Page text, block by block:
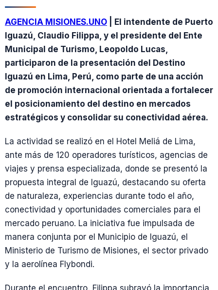
AGENCIA MISIONES.UNO | El intendente de Puerto
Iguazú, Claudio Filippa, y el presidente del Ente
Municipal de Turismo, Leopoldo Lucas,
participaron de la presentación del Destino
Iguazú en Lima, Perú, como parte de una acción
de promoción internacional orientada a fortalecer
el posicionamiento del destino en mercados
estratégicos y consolidar su conectividad aérea.
La actividad se realizó en el Hotel Meliá de Lima,
ante más de 120 operadores turísticos, agencias de
viajes y prensa especializada, donde se presentó la
propuesta integral de Iguazú, destacando su oferta
de naturaleza, experiencias durante todo el año,
conectividad y oportunidades comerciales para el
mercado peruano. La iniciativa fue impulsada de
manera conjunta por el Municipio de Iguazú, el
Ministerio de Turismo de Misiones, el sector privado
y la aerolínea Flybondi.